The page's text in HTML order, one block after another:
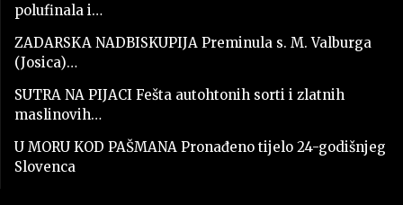
polufinala i…
ZADARSKA NADBISKUPIJA Preminula s. M. Valburga
(Josica)…
SUTRA NA PIJACI Fešta autohtonih sorti i zlatnih
maslinovih…
U MORU KOD PAŠMANA Pronađeno tijelo 24-godišnjeg
Slovenca